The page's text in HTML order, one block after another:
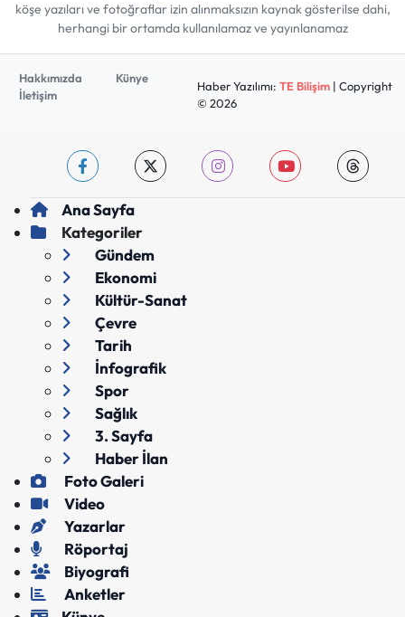
köşe yazıları ve fotoğraflar izin alınmaksızın kaynak gösterilse dahi,
herhangi bir ortamda kullanılamaz ve yayınlanamaz
Hakkımızda
Künye
İletişim
Haber Yazılımı: TE Bilişim| Copyright
© 2026
Ana Sayfa
Kategoriler
Gündem
Ekonomi
Kültür-Sanat
Çevre
Tarih
İnfografik
Spor
Sağlık
3. Sayfa
Haber İlan
Foto Galeri
Video
Yazarlar
Röportaj
Biyografi
Anketler